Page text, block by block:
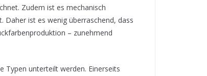
Zudem ist es mechanisch
Daher ist es wenig überraschend, dass
– zunehmend
Typen unterteilt werden. Einerseits